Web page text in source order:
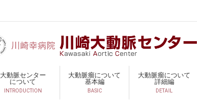
大動脈センター
について
INTRODUCTION
大動脈瘤について
基本編
BASIC
大動脈瘤について
詳細編
DETAIL